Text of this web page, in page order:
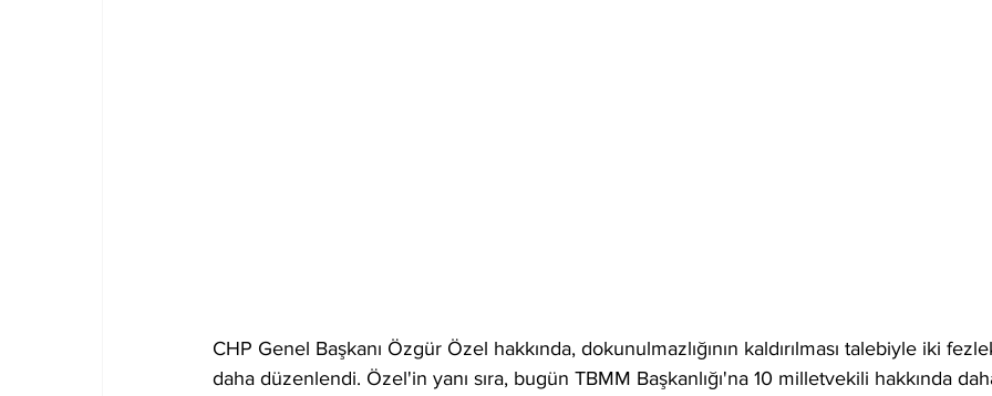
CHP Genel Başkanı Özgür Özel hakkında, dokunulmazlığının kaldırılması talebiyle iki
daha düzenlendi. Özel'in yanı sıra, bugün TBMM Başkanlığı'na 10 milletvekili hakkında